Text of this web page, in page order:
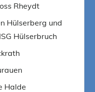
Rheydt
Hülserberg und
Hülserbruch
Halde